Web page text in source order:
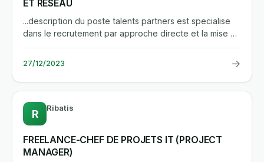
ET RÉSEAU
...description du poste talents partners est specialise
dans le recrutement par approche directe et la mise a
disposition...
27/12/2023 →
R Ribatis
FREELANCE-CHEF DE PROJETS IT (PROJECT
MANAGER)